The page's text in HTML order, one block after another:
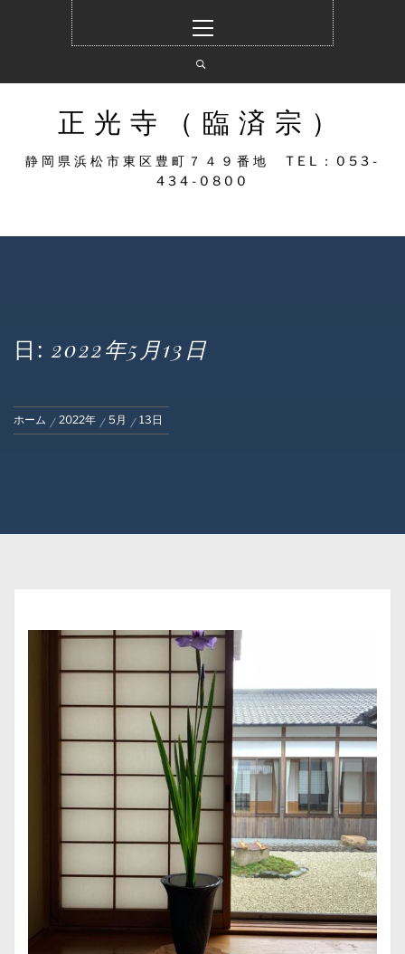
ツ
イ
ン
メ
ニ
ュ
ー
正光寺（臨済宗）
静岡県浜松市東区豊町７４９番地 TEL：053-
434-0800
日: 2022年5月13日
ホーム 2022年 5月 13日